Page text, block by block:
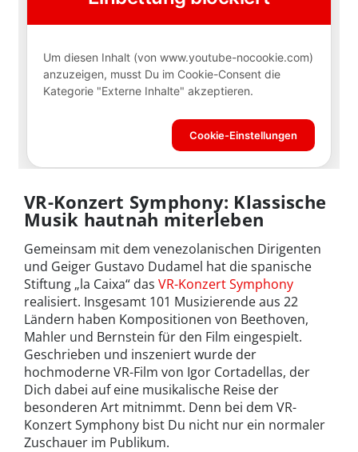
VR-Konzert Symphony: Klassische
Musik hautnah miterleben
Gemeinsam mit dem venezolanischen Dirigenten
und Geiger Gustavo Dudamel hat die spanische
Stiftung „la Caixa“ das VR-Konzert Symphony
realisiert. Insgesamt 101 Musizierende aus 22
Ländern haben Kompositionen von Beethoven,
Mahler und Bernstein für den Film eingespielt.
Geschrieben und inszeniert wurde der
hochmoderne VR-Film von Igor Cortadellas, der
Dich dabei auf eine musikalische Reise der
besonderen Art mitnimmt. Denn bei dem VR-
Konzert Symphony bist Du nicht nur ein normaler
Zuschauer im Publikum.